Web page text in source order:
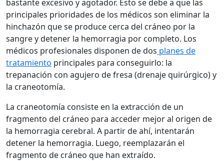
bastante excesivo y agotador. Esto se debe a que las
principales prioridades de los médicos son eliminar la
hinchazón que se produce cerca del cráneo por la
sangre y detener la hemorragia por completo. Los
médicos profesionales disponen de dos planes de
tratamiento principales para conseguirlo: la
trepanación con agujero de fresa (drenaje quirúrgico) y
la craneotomía.
La craneotomía consiste en la extracción de un
fragmento del cráneo para acceder mejor al origen de
la hemorragia cerebral. A partir de ahí, intentarán
detener la hemorragia. Luego, reemplazarán el
fragmento de cráneo que han extraído.